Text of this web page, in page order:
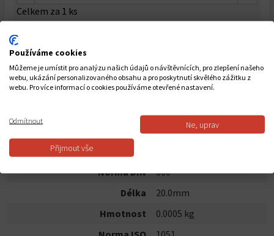
Celkem za 1 ks
Do košíku
POPIS PRODUKTU
Norma DIN
660
Délka
20.0mm
Hmotnost
0.0005 kg
Používáme cookies
Můžeme je umístit pro analýzu našich údajů o návštěvnících, pro zlepšení našeho
webu, ukázání personalizovaného obsahu a pro poskytnutí skvělého zážitku z
webu. Pro více informací o cookies používáme otevřené nastavení.
Odmítnout Ne, uprav
Přijmout vše